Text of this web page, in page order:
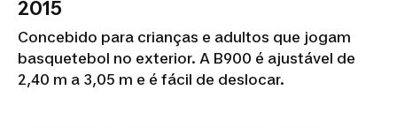
2015
Concebido para crianças e adultos que jogam
basquetebol no exterior. A B900 é ajustável de
2,40 m a 3,05 m e é fácil de deslocar.